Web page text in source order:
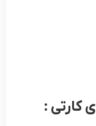
کارتی :